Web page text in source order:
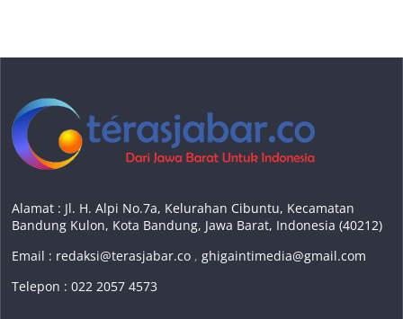
Alamat : Jl. H. Alpi No.7a, Kelurahan Cibuntu, Kecamatan
Bandung Kulon, Kota Bandung, Jawa Barat, Indonesia (40212)
Email : redaksi@terasjabar.co ,ghigaintimedia@gmail.com
Telepon : 022 2057 4573